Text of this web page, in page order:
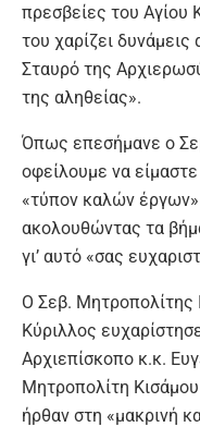
πρεσβείες του Αγίου
του χαρίζει δυνάμεις
Σταυρό της
της αληθείας».
Όπως επεσήμανε ο
οφείλουμε να
«τύπον καλών
ακολουθώντας τα
γι’ αυτό «σας
Ο Σεβ. Μητροπολίτης
Κύριλλος
Αρχιεπίσκοπο κ.κ.
Μητροπολίτη
ήρθαν στη «μακρινή